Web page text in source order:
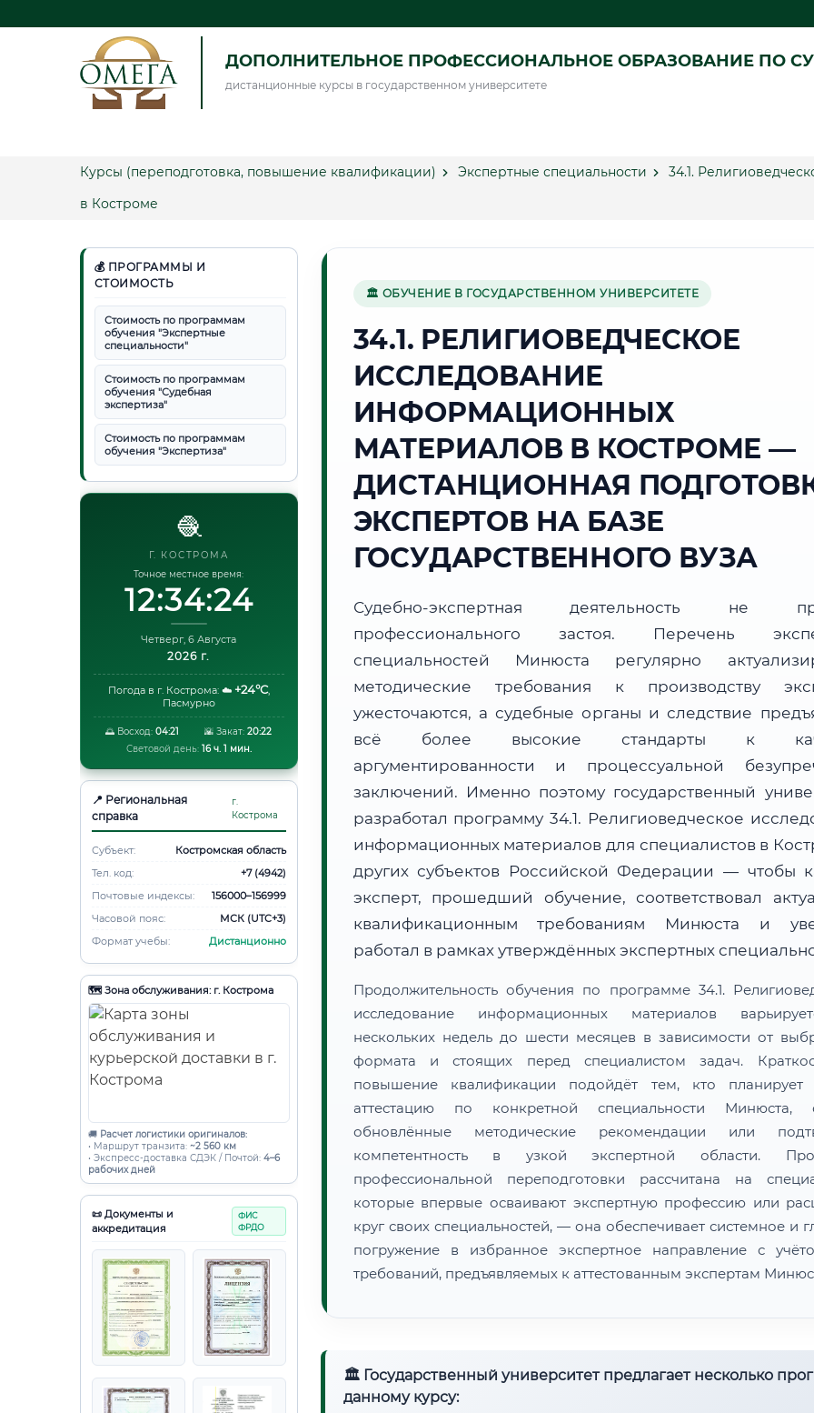
ДОПОЛНИТЕЛЬНОЕ ПРОФЕССИОНАЛЬНОЕ ОБРАЗОВАНИЕ ПО
дистанционные курсы в государственном университете
Курсы (переподготовка, повышение квалификации) Экспертные специальности
34.1.
в Костроме
💰 ПРОГРАММЫ И
СТОИМОСТЬ
Стоимость по программам
обучения "Экспертные
специальности"
Стоимость по программам
обучения "Судебная
экспертиза"
Стоимость по программам
обучения "Экспертиза"
🧶
Г. КОСТРОМА
Точное местное время:
12:34:25
Четверг, 6 Августа
2026 г.
Погода в г. Кострома: ☁️ +24°C,
Пасмурно
🌅 Восход:04:21 🌇 Закат: 20:22
Световой день: 16 ч. 1 мин.
📍 Региональная
справка
г.
Кострома
Субъект:
Костромская область
Тел. код:
+7 (4942)
Почтовые индексы:
156000–156999
Часовой пояс:
МСК (UTC+3)
Формат учебы:
Дистанционно
🗺️ Зона обслуживания: г. Кострома
🚚 Расчет логистики оригиналов:
• Маршрут транзита: ~2 560 км
• Экспресс-доставка СДЭК / Почтой: 4–6
рабочих дней
📜 Документы и
аккредитация
ФИС
ФРДО
🏛 ОБУЧЕНИЕ В ГОСУДАРСТВЕННОМ УНИВЕРСИТЕТЕ
34.1. РЕЛИГИОВЕДЧЕСКОЕ
ИССЛЕДОВАНИЕ
ИНФОРМАЦИОННЫХ
МАТЕРИАЛОВ В КОСТРОМЕ —
ДИСТАНЦИОННАЯ
ЭКСПЕРТОВ НА БАЗЕ
ГОСУДАРСТВЕННОГО ВУЗА
Судебно-экспертная деятельность не
профессионального застоя. Перечень
специальностей Минюста регулярно
методические требования к производству
ужесточаются, а судебные органы и следствие
всё более высокие стандарты к
аргументированности и процессуальной
заключений. Именно поэтому государственный
разработал программу 34.1. Религиоведческое
информационных материалов для специалистов в
других субъектов Российской Федерации — чтобы
эксперт, прошедший обучение, соответствовал
квалификационным требованиям Минюста и
работал в рамках утверждённых экспертных
Продолжительность обучения по программе 34.1.
исследование информационных материалов
нескольких недель до шести месяцев в зависимости от
формата и стоящих перед специалистом задач.
повышение квалификации подойдёт тем, кто планирует
аттестацию по конкретной специальности Минюста,
обновлённые методические рекомендации или
компетентность в узкой экспертной области.
профессиональной переподготовки рассчитана на
которые впервые осваивают экспертную профессию или
круг своих специальностей, — она обеспечивает системное и
погружение в избранное экспертное направление с
требований, предъявляемых к аттестованным экспертам
🏛 Государственный университет предлагает несколько
данному курсу: